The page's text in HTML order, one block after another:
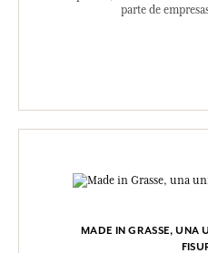
parte de
MADE IN GRASSE, UNA